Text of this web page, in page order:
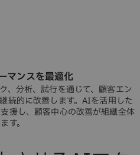
マンスを最適化
、分析、試行を通じて、顧客エン
続的に改善します。AIを活用した
援し、顧客中心の改善が組織全体
す。